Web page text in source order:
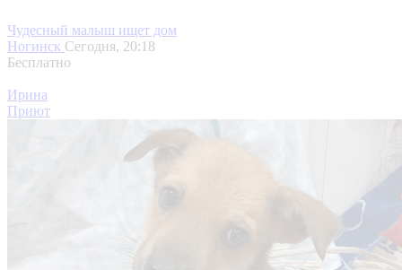
Чудесный малыш ищет дом
Ногинск Сегодня, 20:18
Бесплатно
Ирина
Приют